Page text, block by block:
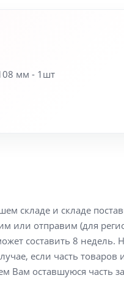
мм - 1шт
складе и складе
отправим (для
составить 8
если часть
Вам оставшуюся часть